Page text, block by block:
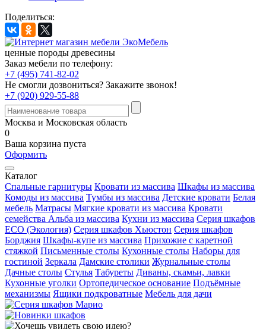
Поделиться:
ценные породы древесины
Заказ мебели по телефону:
+7 (495) 741-82-02
Не смогли дозвониться? Закажите звонок!
+7 (920) 929-55-88
Москва и Московская область
0
Ваша корзина пуста
Оформить
Каталог
Спальные гарнитуры Кровати из массива Шкафы из массива
Комоды из массива Тумбы из массива Детские кровати Белая
мебель Матрасы Мягкие кровати из массива Кровати
семейства Альба из массива Кухни из массива Серия шкафов
ECO (Экология) Серия шкафов Хьюстон Серия шкафов
Борджия Шкафы-купе из массива Прихожие с каретной
стяжкой Письменные столы Кухонные столы Наборы для
гостиной Зеркала Дамские столики Журнальные столы
Дачные столы Стулья Табуреты Диваны, скамьи, лавки
Кухонные уголки Ортопедическое основание Подъёмные
механизмы Ящики подкроватные Мебель для дачи